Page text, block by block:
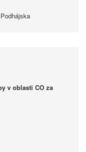
v oblasti CO za